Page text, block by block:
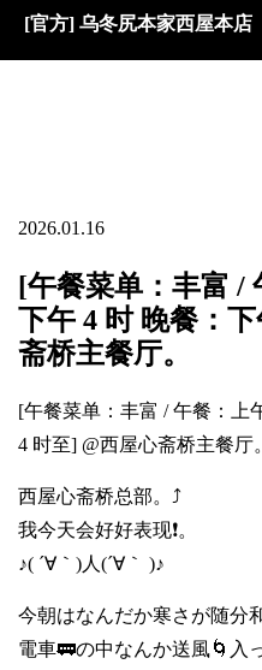
[官方] 乌冬尻本家西屋本店
2026.01.16
[午餐菜单：丰富 /
下午 4 时 晚餐：
斋桥主餐厅。
[午餐菜单：丰富 / 午餐：上
4 时至] @西屋心斋桥主餐厅。
西屋心斋桥总部。⤴️
我今天会好好表现❗。
♪( ´∀｀)人(´∀｀ )♪
今朝はなんだか寒さが随分
電車🚃の中なんか送風🌀入